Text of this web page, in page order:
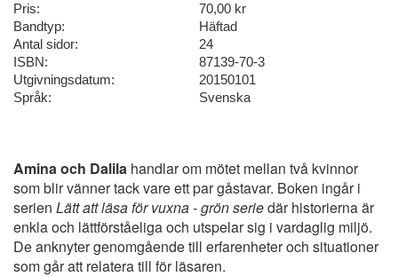
Pris:
70,00 kr
Bandtyp:
Häftad
Antal sidor:
24
ISBN:
87139-70-3
Utgivningsdatum:
20150101
Språk:
Svenska
Amina och Dalila handlar om mötet mellan två kvinnor
som blir vänner tack vare ett par gåstavar. Boken ingår i
serien Lätt att läsa för vuxna - grön seriedär historierna är
enkla och lättförståeliga och utspelar sig i vardaglig miljö.
De anknyter genomgående till erfarenheter och situationer
som går att relatera till för läsaren.